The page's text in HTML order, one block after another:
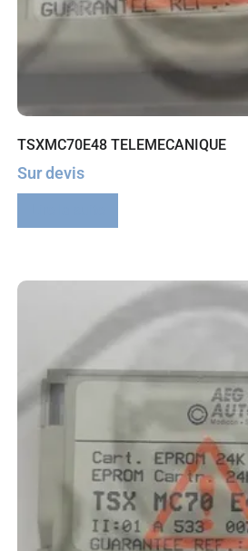
TSXMC70E48 TELEMECANIQUE
Sur devis